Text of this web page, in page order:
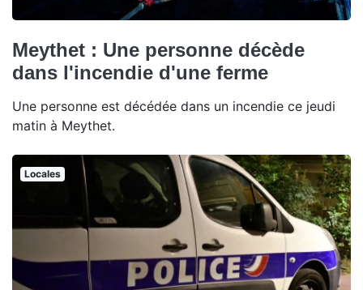
Meythet : Une personne décède
dans l'incendie d'une ferme
Une personne est décédée dans un incendie ce jeudi
matin à Meythet.
Locales